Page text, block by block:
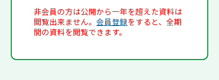
非会員の方は公開から一年を超えた資料は
閲覧出来ません。会員登録をすると、全期
間の資料を閲覧できます。